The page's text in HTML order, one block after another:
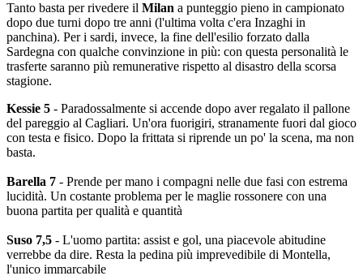
Tanto basta per rivedere il Milan a punteggio pieno in campionato
dopo due turni dopo tre anni (l'ultima volta c'era Inzaghi in
panchina). Per i sardi, invece, la fine dell'esilio forzato dalla
Sardegna con qualche convinzione in più: con questa personalità le
trasferte saranno più remunerative rispetto al disastro della scorsa
stagione.
Kessie 5 - Paradossalmente si accende dopo aver regalato il pallone
del pareggio al Cagliari. Un'ora fuorigiri, stranamente fuori dal gioco
con testa e fisico. Dopo la frittata si riprende un po' la scena, ma non
basta.
Barella 7 - Prende per mano i compagni nelle due fasi con estrema
lucidità. Un costante problema per le maglie rossonere con una
buona partita per qualità e quantità
Suso 7,5 - L'uomo partita: assist e gol, una piacevole abitudine
verrebbe da dire. Resta la pedina più imprevedibile di Montella,
l'unico immarcabile